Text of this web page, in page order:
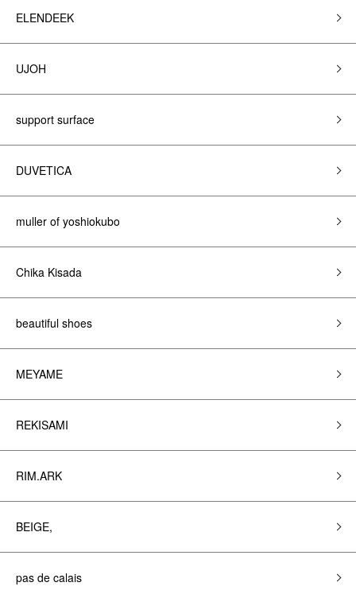
ELENDEEK
UJOH
support surface
DUVETICA
muller of yoshiokubo
Chika Kisada
beautiful shoes
MEYAME
REKISAMI
RIM.ARK
BEIGE,
pas de calais